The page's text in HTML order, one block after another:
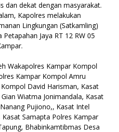
dan dekat dengan masyarakat.
Kapolres melakukan
Lingkungan (Satkamling)
Jaya RT 12 RW 05
Wakapolres Kampar Kompol
Kampar Kompol Amru
David Harisman, Kasat
Wiatma Jonimandala, Kasat
Pujiono,, Kasat Intel
Kasat Samapta Polres Kampar
Bhabinkamtibmas Desa